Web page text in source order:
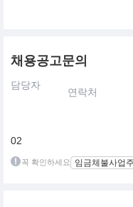
채용공고문의
담당자
연락처
02
꼭 확인하세요 임금체불사업